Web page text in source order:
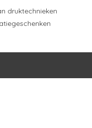
druktechnieken